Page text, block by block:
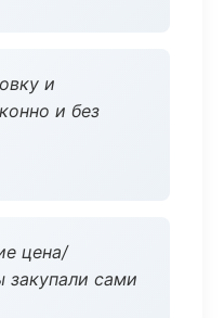
и
и без
цена/
закупали сами